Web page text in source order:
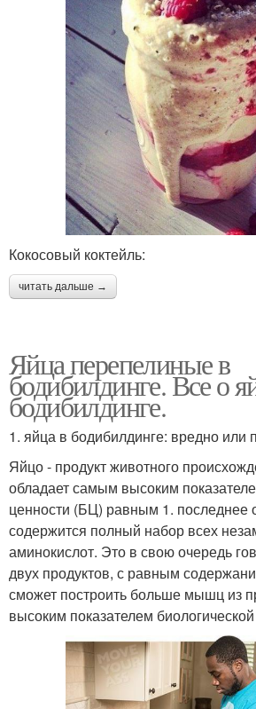
Кокосовый коктейль:
читать дальше →
Яйца перепелиные в
бодибилдинге. Все о
бодибилдинге.
1. яйца в бодибилдинге: вредно или
Яйцо - продукт животного
обладает самым высоким
ценности (БЦ) равным 1. последнее
содержится полный набор всех
аминокислот. Это в свою очередь
двух продуктов, с равным
сможет построить больше мышц из
высоким показателем